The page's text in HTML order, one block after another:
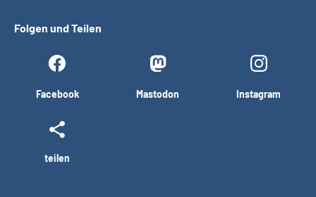
Folgen und Teilen
Facebook Mastodon Instagram
teilen